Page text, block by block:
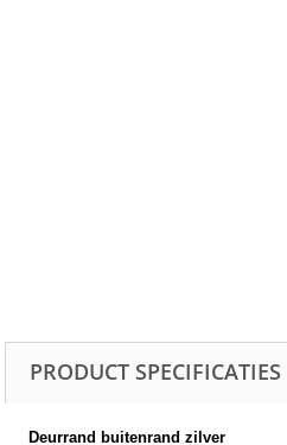
PRODUCT SPECIFICATIES
Deurrand buitenrand zilver